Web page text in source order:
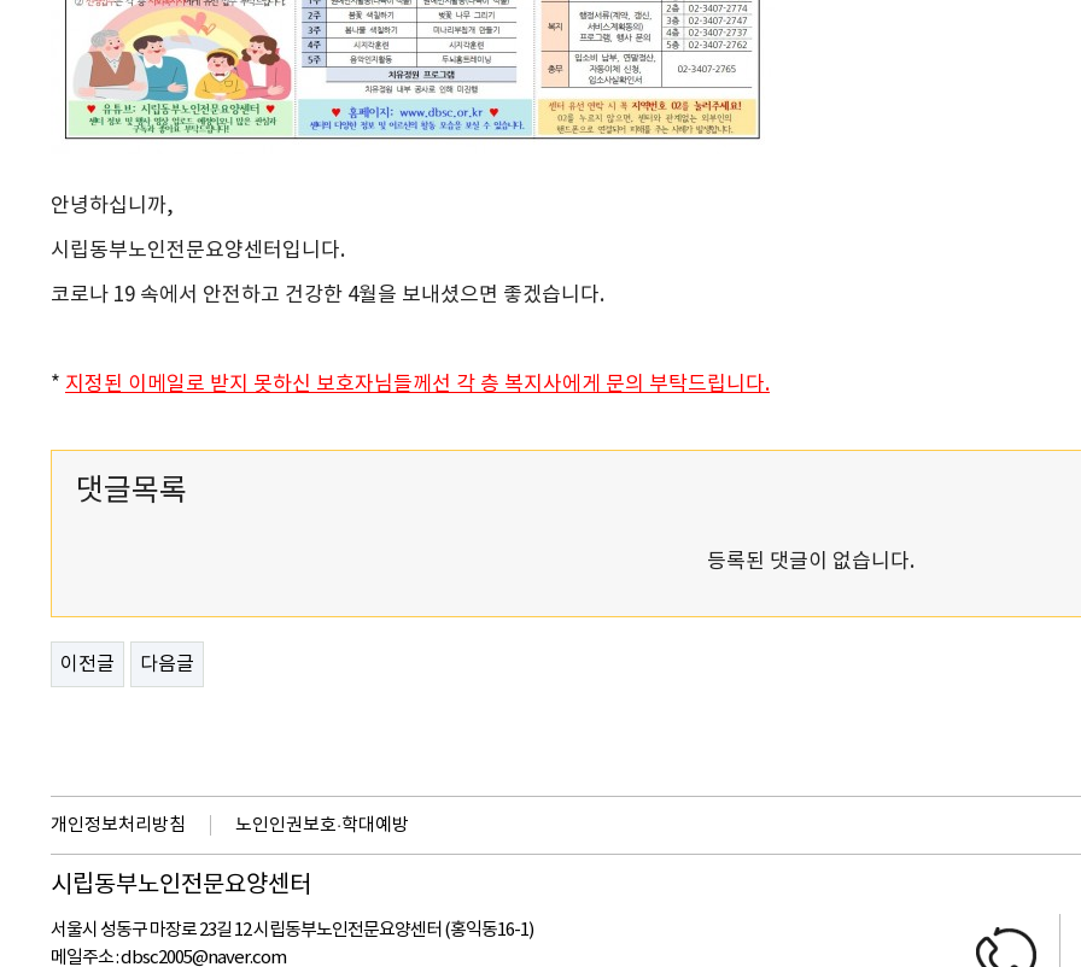
안녕하십니까,
시립동부노인전문요양센터입니다.
코로나 19 속에서 안전하고 건강한 4월을 보내셨으면 좋겠습니다.
* 지정된 이메일로 받지 못하신 보호자님들께선 각 층 복지사에게 문의 부탁드립니다.
댓글목록
등록된 댓글이 없습니다.
이전글 다음글
개인정보처리방침 노인인권보호·학대예방
시립동부노인전문요양센터
서울시 성동구 마장로 23길 12 시립동부노인전문요양센터 (홍익동16-1)
메일주소 :dbsc2005@naver.com